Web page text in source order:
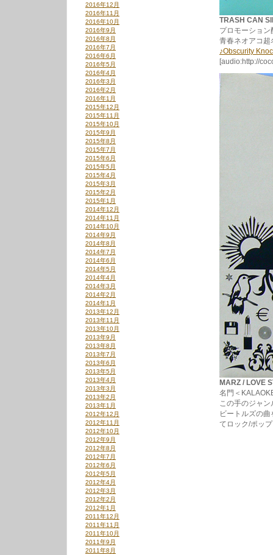
TRASH CAN
プロモーショ
青春ネオアコ超
♪Obscurity
[audio:http://
MARZ / LOVE
名門＜
この手のジャ
ビートルズの
てロック/ポッ
2016年12月
2016年11月
2016年10月
2016年9月
2016年8月
2016年7月
2016年6月
2016年5月
2016年4月
2016年3月
2016年2月
2016年1月
2015年12月
2015年11月
2015年10月
2015年9月
2015年8月
2015年7月
2015年6月
2015年5月
2015年4月
2015年3月
2015年2月
2015年1月
2014年12月
2014年11月
2014年10月
2014年9月
2014年8月
2014年7月
2014年6月
2014年5月
2014年4月
2014年3月
2014年2月
2014年1月
2013年12月
2013年11月
2013年10月
2013年9月
2013年8月
2013年7月
2013年6月
2013年5月
2013年4月
2013年3月
2013年2月
2013年1月
2012年12月
2012年11月
2012年10月
2012年9月
2012年8月
2012年7月
2012年6月
2012年5月
2012年4月
2012年3月
2012年2月
2012年1月
2011年12月
2011年11月
2011年10月
2011年9月
2011年8月